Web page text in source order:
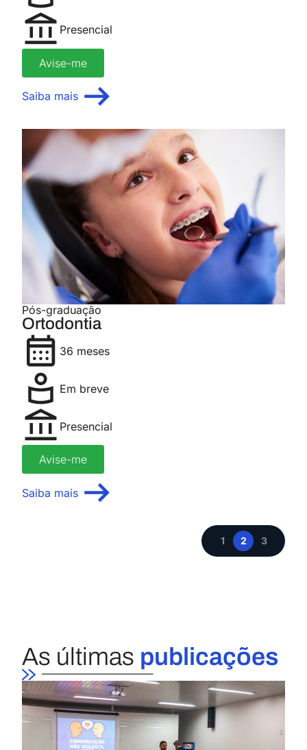
Presencial
Avise-me
Saiba mais
Pós-graduação
Ortodontia
36 meses
Em breve
Presencial
Avise-me
Saiba mais
1 2 3
As últimas publicações